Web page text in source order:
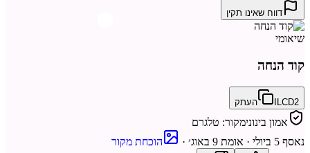
דווח שאינו תקין
שיאומי
קוד הנחה
ILCD2 העתק
אמון בינונימקור: טלגרם
נאסף 5 ביולי · אומת 9 באוג׳ ·
הוכחת מקור